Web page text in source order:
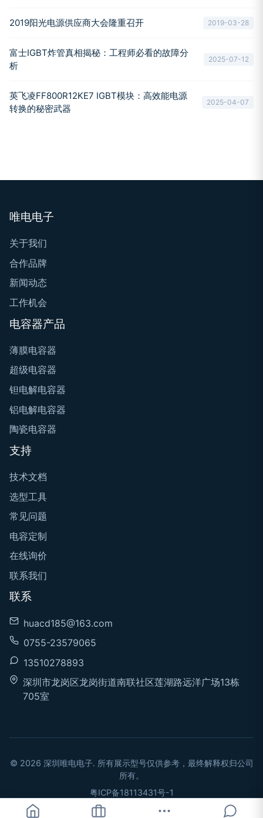
2019阳光电源供应商大会隆重召开 2019-03-28
富士IGBT炸管真相揭秘：工程师必看的故障分
析
2025-07-12
英飞凌FF800R12KE7 IGBT模块：高效能电源
转换的秘密武器
2025-04-07
唯电电子
关于我们
合作品牌
新闻动态
工作机会
电容器产品
薄膜电容器
超级电容器
钽电解电容器
铝电解电容器
陶瓷电容器
支持
技术文档
选型工具
常见问题
电容定制
在线询价
联系我们
联系
huacd185@163.com
0755-23579065
13510278893
深圳市龙岗区龙岗街道南联社区莲湖路远洋广场13栋
705室
© 2026 深圳唯电电子. 所有展示型号仅供参考，最终解释权归公司
所有。
粤ICP备18113431号-1